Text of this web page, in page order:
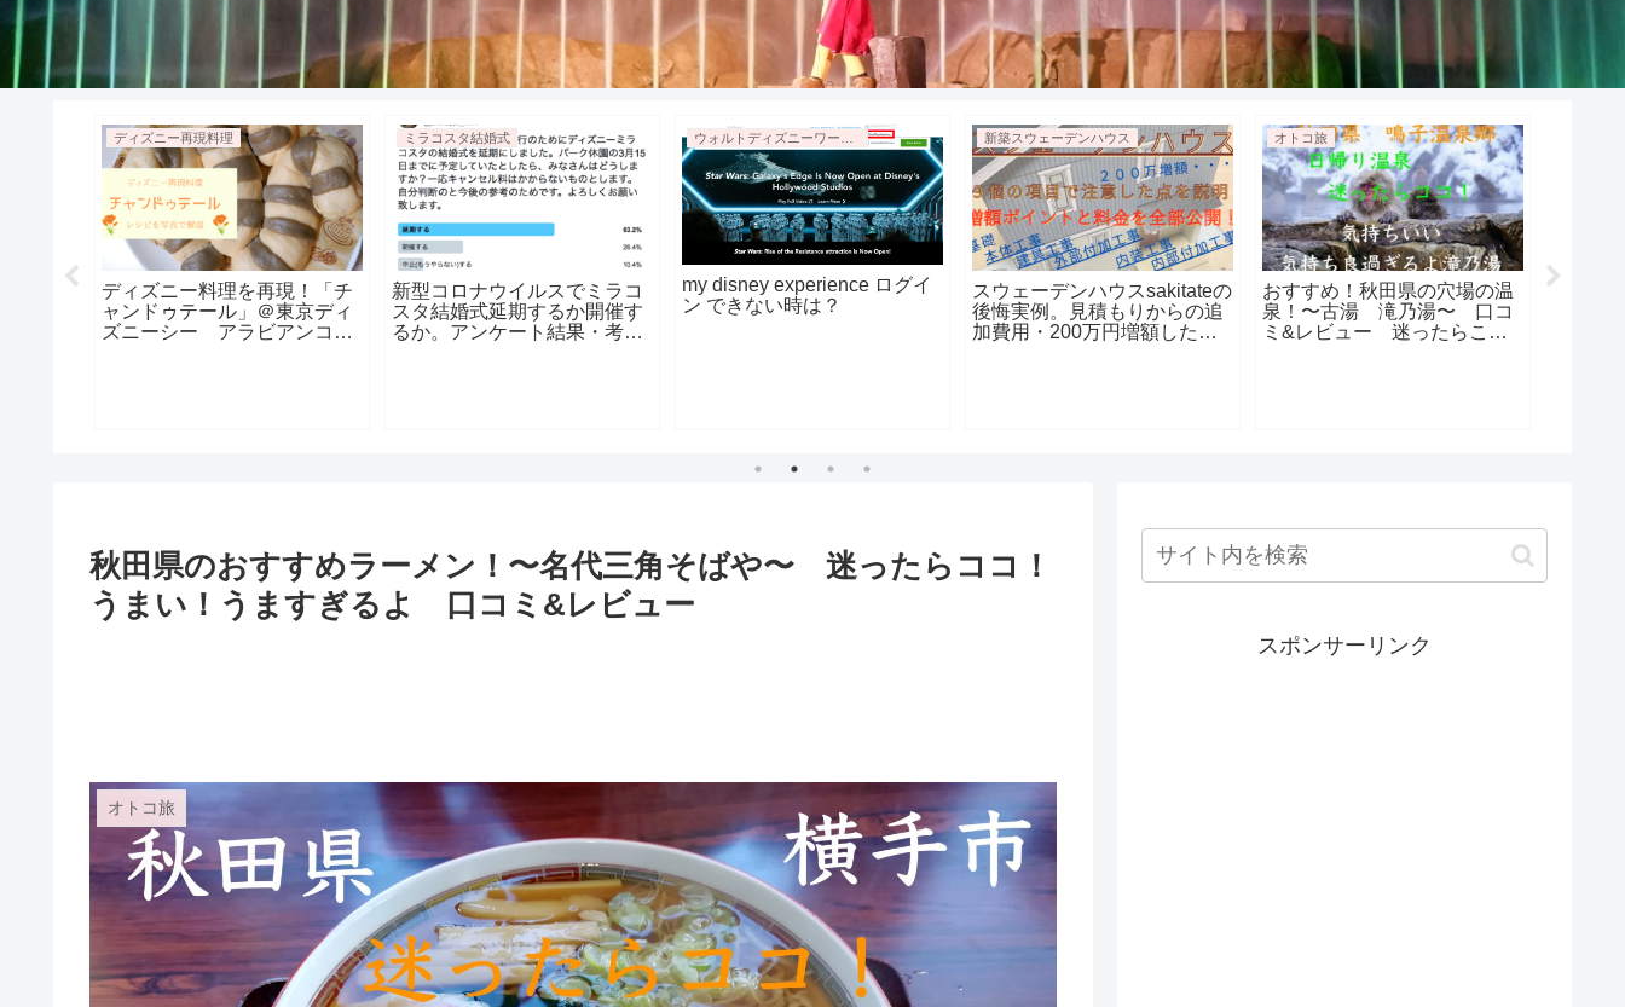
ディズニー再現料理
ディズニー料理を再現！「チ
ャンドゥテール」＠東京ディ
ズニーシー アラビアンコー
ミラコスタ結婚式
新型コロナウイルスでミラコ
スタ結婚式延期するか開催す
るか。アンケート結果・考
my disney experience ログイ
ン できない時は？
新築スウェーデンハウス
スウェーデンハウスsakitateの
後悔実例。見積もりからの追
加費用・200万円増額したポ
オトコ旅
おすすめ！秋田県の穴場の温
泉！〜古湯 滝乃湯〜 口コ
ミ&レビュー 迷ったらこ
秋田県のおすすめラーメン！〜名代三角そばや〜 迷ったらココ！
うまい！うますぎるよ 口コミ&レビュー
オトコ旅
スポンサーリンク